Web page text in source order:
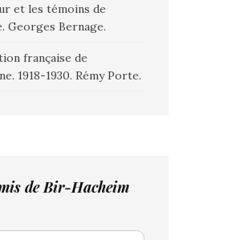
et les témoins de
Georges Bernage.
française de
1918-1930. Rémy Porte.
de Bir-Hacheim